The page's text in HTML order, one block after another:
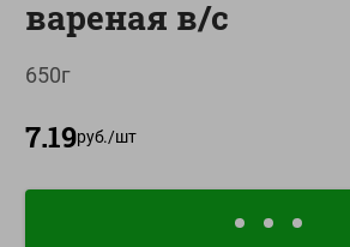
О сервисе
Настройки файлов cookie
вареная в/с
650г
7.19руб./шт